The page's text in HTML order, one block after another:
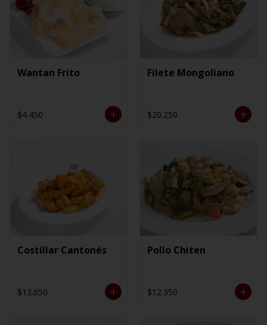
Wantan Frito
$4.450
Filete Mongoliano
$20.250
Costillar Cantonés
$12.650
Pollo Chiten
$12.350